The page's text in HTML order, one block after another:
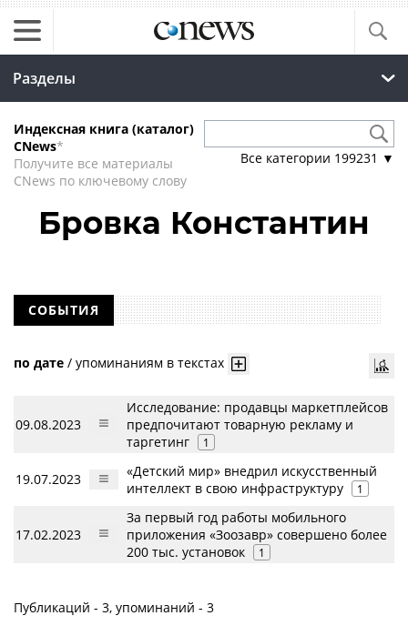
Разделы
Индексная книга (каталог)
CNews*
Получите все материалы
CNews по ключевому слову
Все категории 199231 ▼
Бровка Константин
СОБЫТИЯ
по дате / упоминаниям в текстах
09.08.2023
Исследование: продавцы маркетплейсов
предпочитают товарную рекламу и
таргетинг
1
19.07.2023
«Детский мир» внедрил искусственный
интеллект в свою инфраструктуру
1
17.02.2023
За первый год работы мобильного
приложения «Зоозавр» совершено более
200 тыс. установок
1
Публикаций - 3, упоминаний - 3